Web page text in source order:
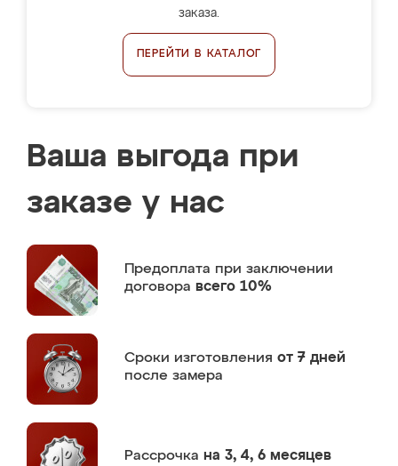
заказа.
ПЕРЕЙТИ В КАТАЛОГ
Ваша выгода при
заказе у нас
Предоплата при заключении
договора всего 10%
Сроки изготовления от 7 дней
после замера
Рассрочка на 3, 4, 6 месяцев